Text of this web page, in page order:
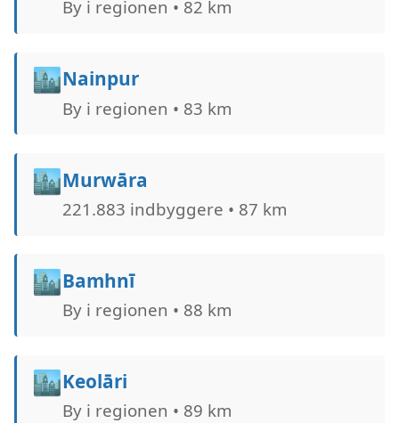
By i regionen • 82 km
🏙️Nainpur
By i regionen • 83 km
🏙️Murwāra
221.883 indbyggere • 87 km
🏙️Bamhnī
By i regionen • 88 km
🏙️Keolāri
By i regionen • 89 km